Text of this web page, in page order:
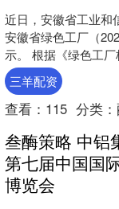
近日，安徽省工业和
安徽省绿色工厂（
示。 根据《绿色工
行办法》（工信部节
《安徽省工业和....
三羊配资
查看： 115 分类：
叁酶策略 中铝
第七届中国国
博览会